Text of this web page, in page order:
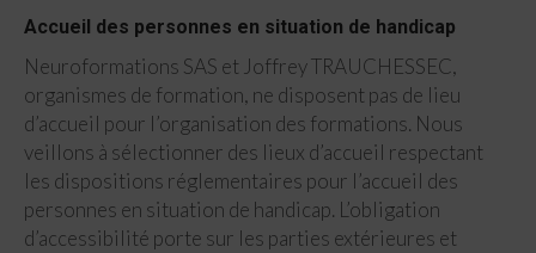
Accueil des personnes en situation de handicap
Neuroformations SAS et Joffrey TRAUCHESSEC,
organismes de formation, ne disposent pas de lieu
d’accueil pour l’organisation des formations. Nous
veillons à sélectionner des lieux d’accueil respectant
les dispositions réglementaires pour l’accueil des
personnes en situation de handicap. L’obligation
d’accessibilité porte sur les parties extérieures et